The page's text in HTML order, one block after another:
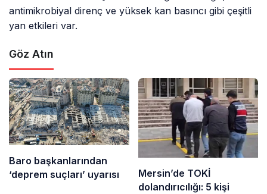
antimikrobiyal direnç ve yüksek kan basıncı gibi çeşitli
yan etkileri var.
Göz Atın
Baro başkanlarından
‘deprem suçları’ uyarısı
Mersin’de TOKİ
dolandırıcılığı: 5 kişi